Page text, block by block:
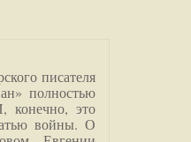
писателя
полностью
конечно, это
войны. О